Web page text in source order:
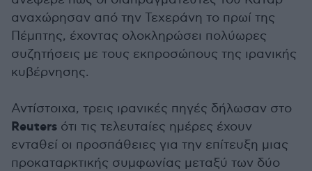
αναχώρησαν από την Τεχεράνη το πρωί της
Πέμπτης, έχοντας ολοκληρώσει πολύωρες
συζητήσεις με τους εκπροσώπους της ιρανικής
κυβέρνησης.
Αντίστοιχα, τρεις ιρανικές πηγές δήλωσαν στο
Reuters ότι τις τελευταίες ημέρες έχουν
ενταθεί οι προσπάθειες για την επίτευξη μιας
προκαταρκτικής συμφωνίας μεταξύ των δύο